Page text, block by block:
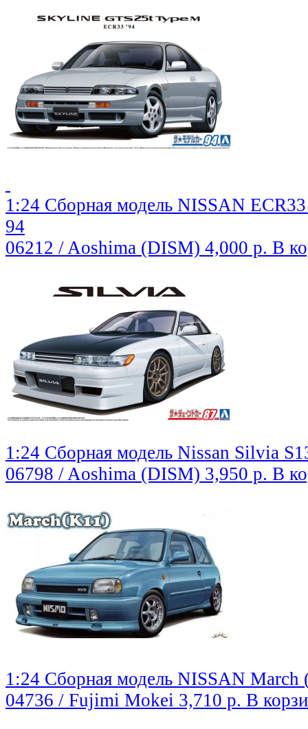
1:24 Сборная модель NISSAN
94
06212 / Aoshima (DISM) 4,000 р. В
1:24 Сборная модель Nissan Silvia
06798 / Aoshima (DISM) 3,950 р. В
1:24 Сборная модель NISSAN March
04736 / Fujimi Mokei 3,710 р. В